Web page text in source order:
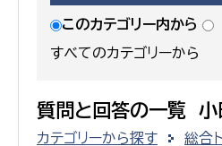
このカテゴリー内から
すべてのカテゴリーから
質問と回答の一覧 小
カテゴリーから探す
総合